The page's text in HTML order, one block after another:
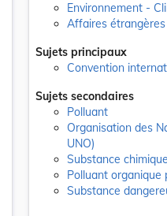
Environnement -
Affaires
Sujets principaux
Convention
Sujets secondaires
Polluant
Organisation des
UNO)
Substance chimique
Polluant organique
Substance